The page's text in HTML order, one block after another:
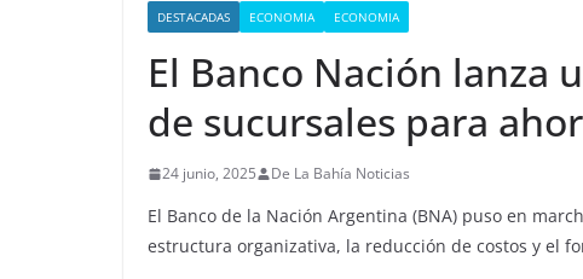
DESTACADAS ECONOMIA ECONOMIA
El Banco Nación lanza
de sucursales para
24 junio, 2025 De La Bahía Noticias
El Banco de la Nación Argentina (BNA) puso en
estructura organizativa, la reducción de costos y el